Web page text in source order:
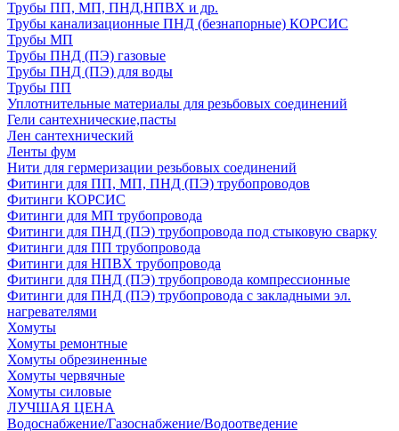
Трубы ПП, МП, ПНД,НПВХ и др.
Трубы канализационные ПНД (безнапорные) КОРСИС
Трубы МП
Трубы ПНД (ПЭ) газовые
Трубы ПНД (ПЭ) для воды
Трубы ПП
Уплотнительные материалы для резьбовых соединений
Гели сантехнические,пасты
Лен сантехнический
Ленты фум
Нити для гермеризации резьбовых соединений
Фитинги для ПП, МП, ПНД (ПЭ) трубопроводов
Фитинги КОРСИС
Фитинги для МП трубопровода
Фитинги для ПНД (ПЭ) трубопровода под стыковую сварку
Фитинги для ПП трубопровода
Фитинги для НПВХ трубопровода
Фитинги для ПНД (ПЭ) трубопровода компрессионные
Фитинги для ПНД (ПЭ) трубопровода с закладными эл.
нагревателями
Хомуты
Хомуты ремонтные
Хомуты обрезиненные
Хомуты червячные
Хомуты силовые
ЛУЧШАЯ ЦЕНА
Водоснабжение/Газоснабжение/Водоотведение